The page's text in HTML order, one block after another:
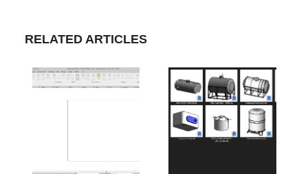
RELATED ARTICLES